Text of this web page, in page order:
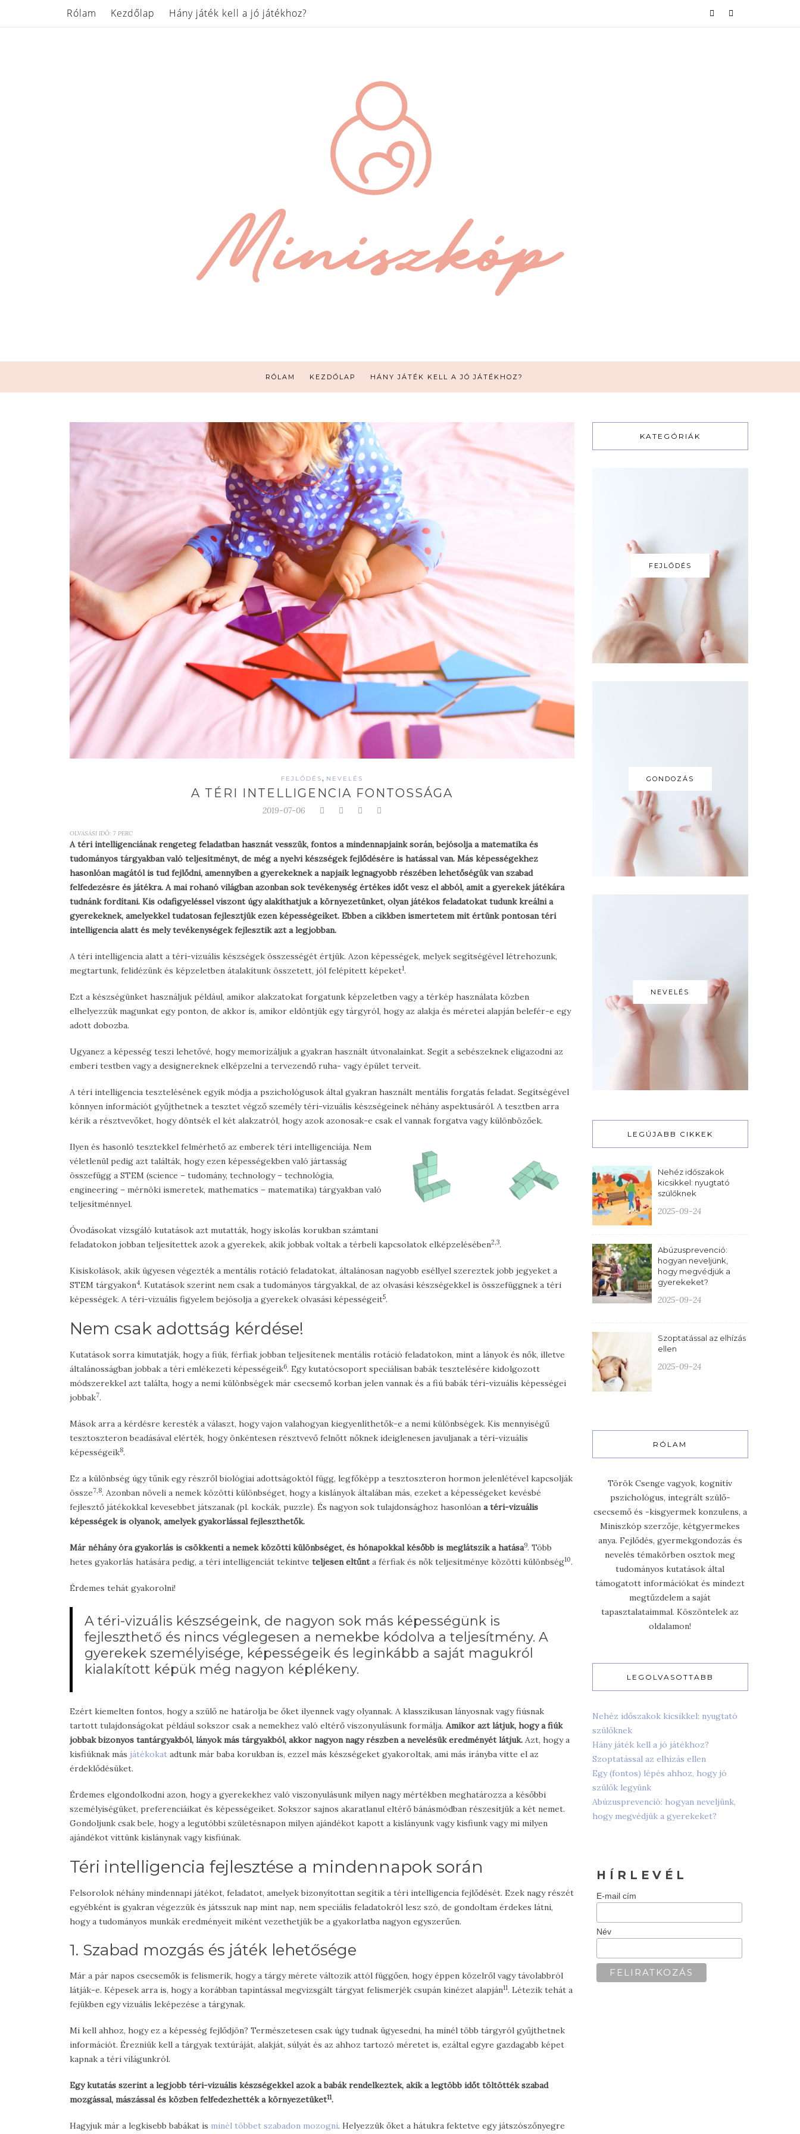
Rólam Kezdőlap Hány játék kell a jó játékhoz?
RÓLAM KEZDŐLAP HÁNY JÁTÉK KELL A JÓ JÁTÉKHOZ?
FEJLŐDÉS, NEVELÉS
A TÉRI INTELLIGENCIA FONTOSSÁGA
2019-07-06
OLVASÁSI IDŐ: 7 PERC
A téri intelligenciának rengeteg feladatban hasznát vesszük, fontos a mindennapjaink során, bejósolja a matematika és
tudományos tárgyakban való teljesítményt, de még a nyelvi készségek fejlődésére is hatással van. Más képességekhez
hasonlóan magától is tud fejlődni, amennyiben a gyerekeknek a napjaik legnagyobb részében lehetőségük van szabad
felfedezésre és játékra. A mai rohanó világban azonban sok tevékenység értékes időt vesz el abból, amit a gyerekek játékára
tudnánk fordítani. Kis odafigyeléssel viszont úgy alakíthatjuk a környezetünket, olyan játékos feladatokat tudunk kreálni a
gyerekeknek, amelyekkel tudatosan fejlesztjük ezen képességeiket. Ebben a cikkben ismertetem mit értünk pontosan téri
intelligencia alatt és mely tevékenységek fejlesztik azt a legjobban.
A téri intelligencia alatt a téri-vizuális készségek összességét értjük. Azon képességek, melyek segítségével létrehozunk,
megtartunk, felidézünk és képzeletben átalakítunk összetett, jól felépített képeket1.
Ezt a készségünket használjuk például, amikor alakzatokat forgatunk képzeletben vagy a térkép használata közben
elhelyezzük magunkat egy ponton, de akkor is, amikor eldöntjük egy tárgyról, hogy az alakja és méretei alapján belefér-e egy
adott dobozba.
Ugyanez a képesség teszi lehetővé, hogy memorizáljuk a gyakran használt útvonalainkat. Segít a sebészeknek eligazodni az
emberi testben vagy a designereknek elképzelni a tervezendő ruha- vagy épület terveit.
A téri intelligencia tesztelésének egyik módja a pszichológusok által gyakran használt mentális forgatás feladat. Segítségével
könnyen információt gyűjthetnek a tesztet végző személy téri-vizuális készségeinek néhány aspektusáról. A tesztben arra
kérik a résztvevőket, hogy döntsék el két alakzatról, hogy azok azonosak-e csak el vannak forgatva vagy különbözőek.
Ilyen és hasonló tesztekkel felmérhető az emberek téri intelligenciája. Nem
véletlenül pedig azt találták, hogy ezen képességekben való jártasság
összefügg a STEM (science – tudomány, technology – technológia,
engineering – mérnöki ismeretek, mathematics – matematika) tárgyakban való
teljesítménnyel.
Óvodásokat vizsgáló kutatások azt mutatták, hogy iskolás korukban számtani
feladatokon jobban teljesítettek azok a gyerekek, akik jobbak voltak a térbeli kapcsolatok elképzelésében2,3.
Kisiskolások, akik ügyesen végezték a mentális rotáció feladatokat, általánosan nagyobb eséllyel szereztek jobb jegyeket a
STEM tárgyakon4. Kutatások szerint nem csak a tudományos tárgyakkal, de az olvasási készségekkel is összefüggnek a téri
képességek. A téri-vizuális figyelem bejósolja a gyerekek olvasási képességeit5.
Nem csak adottság kérdése!
Kutatások sorra kimutatják, hogy a fiúk, férfiak jobban teljesítenek mentális rotáció feladatokon, mint a lányok és nők, illetve
általánosságban jobbak a téri emlékezeti képességeik6. Egy kutatócsoport speciálisan babák tesztelésére kidolgozott
módszerekkel azt találta, hogy a nemi különbségek már csecsemő korban jelen vannak és a fiú babák téri-vizuális képességei
jobbak7.
Mások arra a kérdésre keresték a választ, hogy vajon valahogyan kiegyenlíthetők-e a nemi különbségek. Kis mennyiségű
tesztoszteron beadásával elérték, hogy önkéntesen résztvevő felnőtt nőknek ideiglenesen javuljanak a téri-vizuális
képességeik8.
Ez a különbség úgy tűnik egy részről biológiai adottságoktól függ, legfőképp a tesztoszteron hormon jelenlétével kapcsolják
össze7,8. Azonban növeli a nemek közötti különbséget, hogy a kislányok általában más, ezeket a képességeket kevésbé
fejlesztő játékokkal kevesebbet játszanak (pl. kockák, puzzle). És nagyon sok tulajdonsághoz hasonlóan a téri-vizuális
képességek is olyanok, amelyek gyakorlással fejleszthetők.
Már néhány óra gyakorlás is csökkenti a nemek közötti különbséget, és hónapokkal később is meglátszik a hatása9. Több
hetes gyakorlás hatására pedig, a téri intelligenciát tekintve teljesen eltűnta férfiak és nők teljesítménye közötti különbség10.
Érdemes tehát gyakorolni!
A téri-vizuális készségeink, de nagyon sok más képességünk is
fejleszthető és nincs véglegesen a nemekbe kódolva a teljesítmény. A
gyerekek személyisége, képességeik és leginkább a saját magukról
kialakított képük még nagyon képlékeny.
Ezért kiemelten fontos, hogy a szülő ne határolja be őket ilyennek vagy olyannak. A klasszikusan lányosnak vagy fiúsnak
tartott tulajdonságokat például sokszor csak a nemekhez való eltérő viszonyulásunk formálja. Amikor azt látjuk, hogy a fiúk
jobbak bizonyos tantárgyakból, lányok más tárgyakból, akkor nagyon nagy részben a nevelésük eredményét látjuk. Azt, hogy a
kisfiúknak más játékokat adtunk már baba korukban is, ezzel más készségeket gyakoroltak, ami más irányba vitte el az
érdeklődésüket.
Érdemes elgondolkodni azon, hogy a gyerekekhez való viszonyulásunk milyen nagy mértékben meghatározza a későbbi
személyiségüket, preferenciáikat és képességeiket. Sokszor sajnos akaratlanul eltérő bánásmódban részesítjük a két nemet.
Gondoljunk csak bele, hogy a legutóbbi születésnapon milyen ajándékot kapott a kislányunk vagy kisfiunk vagy mi milyen
ajándékot vittünk kislánynak vagy kisfiúnak.
Téri intelligencia fejlesztése a mindennapok során
Felsorolok néhány mindennapi játékot, feladatot, amelyek bizonyítottan segítik a téri intelligencia fejlődését. Ezek nagy részét
egyébként is gyakran végezzük és játsszuk nap mint nap, nem speciális feladatokról lesz szó, de gondoltam érdekes látni,
hogy a tudományos munkák eredményeit miként vezethetjük be a gyakorlatba nagyon egyszerűen.
1. Szabad mozgás és játék lehetősége
Már a pár napos csecsemők is felismerik, hogy a tárgy mérete változik attól függően, hogy éppen közelről vagy távolabbról
látják-e. Képesek arra is, hogy a korábban tapintással megvizsgált tárgyat felismerjék csupán kinézet alapján11. Létezik tehát a
fejükben egy vizuális leképezése a tárgynak.
Mi kell ahhoz, hogy ez a képesség fejlődjön? Természetesen csak úgy tudnak ügyesedni, ha minél több tárgyról gyűjthetnek
információt. Érezniük kell a tárgyak textúráját, alakját, súlyát és az ahhoz tartozó méretet is, ezáltal egyre gazdagabb képet
kapnak a téri világunkról.
Egy kutatás szerint a legjobb téri-vizuális készségekkel azok a babák rendelkeztek, akik a legtöbb időt töltötték szabad
mozgással, mászással és közben felfedezhették a környezetüket11.
Hagyjuk már a legkisebb babákat is minél többet szabadon mozogni. Helyezzük őket a hátukra fektetve egy játszószőnyegre
KATEGÓRIÁK
FEJLŐDÉS
GONDOZÁS
NEVELÉS
LEGÚJABB CIKKEK
Nehéz időszakok
kicsikkel: nyugtató
szülőknek
2025-09-24
Abúzusprevenció:
hogyan neveljünk,
hogy megvédjük a
gyerekeket?
2025-09-24
Szoptatással az elhízás
ellen
2025-09-24
RÓLAM
Török Csenge vagyok, kognitív
pszichológus, integrált szülő-
csecsemő és -kisgyermek konzulens, a
Miniszkóp szerzője, kétgyermekes
anya. Fejlődés, gyermekgondozás és
nevelés témakörben osztok meg
tudományos kutatások által
támogatott információkat és mindezt
megtűzdelem a saját
tapasztalataimmal. Köszöntelek az
oldalamon!
LEGOLVASOTTABB
Nehéz időszakok kicsikkel: nyugtató
szülőknek
Hány játék kell a jó játékhoz?
Szoptatással az elhízás ellen
Egy (fontos) lépés ahhoz, hogy jó
szülők legyünk
Abúzusprevenció: hogyan neveljünk,
hogy megvédjük a gyerekeket?
H Í R L E V É L
E-mail cím
Név